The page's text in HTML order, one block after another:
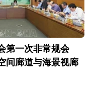
第一次非常规会
间廊道与海景视廊